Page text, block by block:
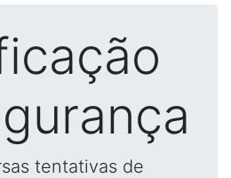
tentativas de